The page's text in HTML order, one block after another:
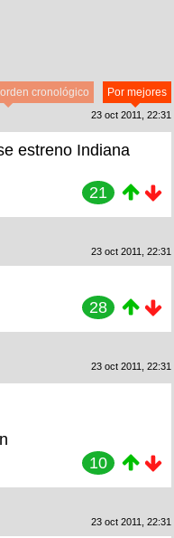
Por mejores
cronológico
23 oct 2011, 22:31
estreno Indiana
21
23 oct 2011, 22:31
28
23 oct 2011, 22:31
10
23 oct 2011, 22:31